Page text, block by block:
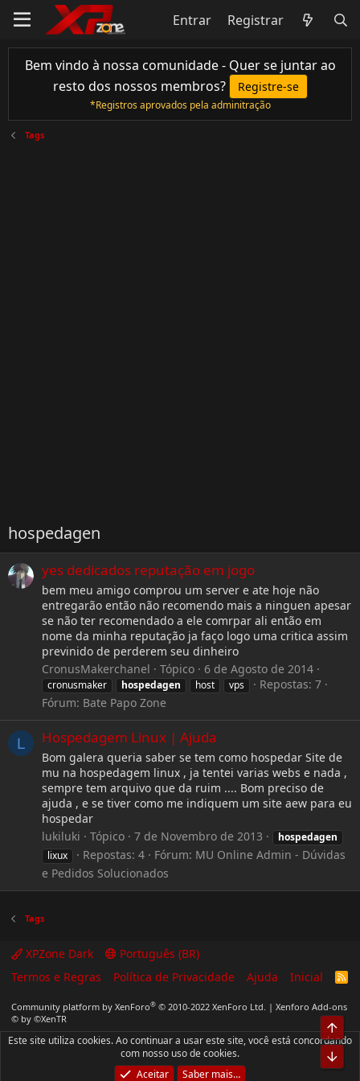
Entrar Registrar
Bem vindo à nossa comunidade - Quer se juntar ao
resto dos nossos membros?
Registre-se
*Registros aprovados pela adminitração
Tags
hospedagen
yes dedicados reputação em jogo
bem meu amigo comprou um server e ate hoje não
entregarão então não recomendo mais a ninguen apesar
se não ter recomendado a ele comrpar ali então em
nome da minha reputação ja faço logo uma critica assim
previnido de perderem seu dinheiro
CronusMakerchanel
Tópico 6 de Agosto de 2014
cronusmaker hospedagen host vps
Repostas: 7
Fórum: Bate Papo Zone
L Hospedagem Linux | Ajuda
Bom galera queria saber se tem como hospedar Site de
mu na hospedagem linux , ja tentei varias webs e nada ,
sempre tem arquivo que da ruim .... Bom preciso de
ajuda , e se tiver como me indiquem um site aew para eu
hospedar
lukiluki
Tópico 7 de Novembro de 2013
hospedagen
lixux
Repostas: 4 Fórum: MU Online Admin - Dúvidas
e Pedidos Solucionados
Tags
XPZone Dark
Português (BR)
Termos e Regras
Política de Privacidade Ajuda Inicial
R
Community platform by XenForo® © 2010-2022 XenForo Ltd. | Xenforo Add-ons
© by ©XenTR
Este site utiliza cookies. Ao continuar a usar este site, você está concordando
com nosso uso de cookies.
Aceitar
Saber mais…